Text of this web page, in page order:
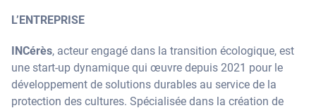
L’ENTREPRISE
INCérès, acteur engagé dans la transition écologique, est
une start-up dynamique qui œuvre depuis 2021 pour le
développement de solutions durables au service de la
protection des cultures. Spécialisée dans la création de